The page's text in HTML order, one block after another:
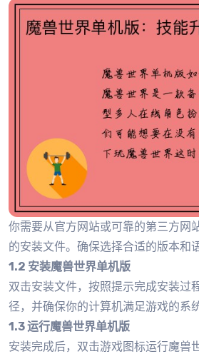
你需要从官方网站或可靠的第三方网
的安装文件。确保选择合适的版本和
1.2 安装魔兽世界单机版
双击安装文件，按照提示完成安装过
径，并确保你的计算机满足游戏的系
1.3 运行魔兽世界单机版
安装完成后，双击游戏图标运行魔兽